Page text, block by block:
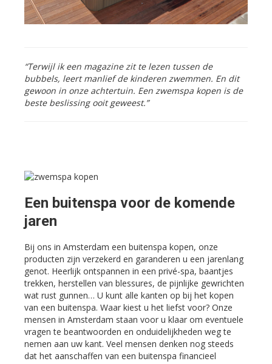
“Terwijl ik een magazine zit te lezen tussen de
bubbels, leert manlief de kinderen zwemmen. En dit
gewoon in onze achtertuin. Een zwemspa kopen is de
beste beslissing ooit geweest.”
Een buitenspa voor de komende
jaren
Bij ons in Amsterdam een buitenspa kopen, onze
producten zijn verzekerd en garanderen u een jarenlang
genot. Heerlijk ontspannen in een privé-spa, baantjes
trekken, herstellen van blessures, de pijnlijke gewrichten
wat rust gunnen… U kunt alle kanten op bij het kopen
van een buitenspa. Waar kiest u het liefst voor? Onze
mensen in Amsterdam staan voor u klaar om eventuele
vragen te beantwoorden en onduidelijkheden weg te
nemen aan uw kant. Veel mensen denken nog steeds
dat het aanschaffen van een buitenspa financieel